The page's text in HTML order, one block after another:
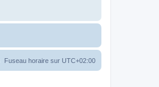
Fuseau horaire sur UTC+02:00